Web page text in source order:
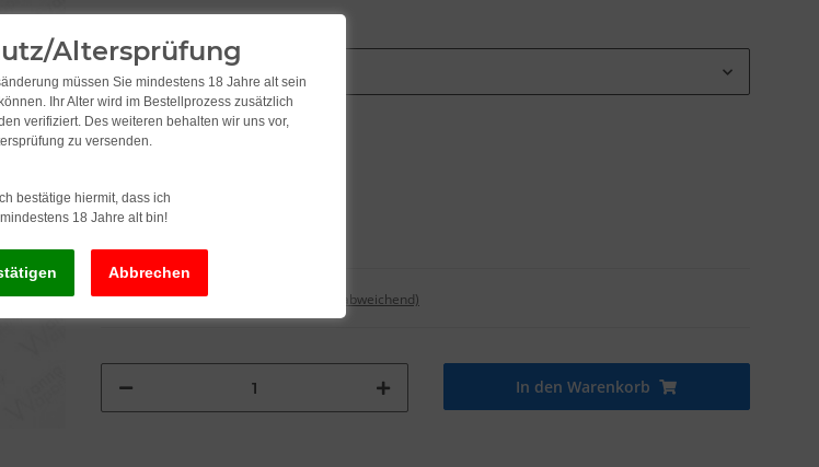
Tarnfarbe
2,99
inkl. 19% USt. , zzgl.
Lieferzeit:2 - 3 Werktage (DE - Ausland abweichend)
In den Warenkorb
Altersprüfung
müssen Sie mindestens 18 Jahre alt sein
Ihr Alter wird im Bestellprozess zusätzlich
verifiziert. Des weiteren behalten wir uns vor,
zu versenden.
Ich bestätige hiermit, dass ich
mindestens 18 Jahre alt bin!